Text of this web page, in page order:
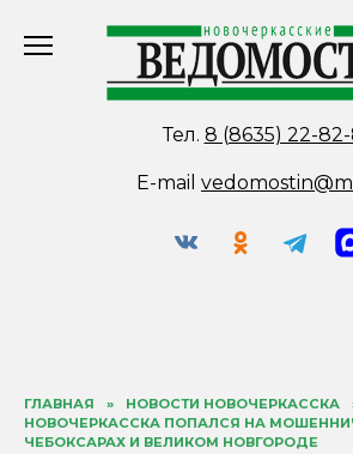
Тел. 8 (8635) 22-
E-mail
ГЛАВНАЯ » НОВОСТИ НОВОЧЕРКАССКА
НОВОЧЕРКАССКА ПОПАЛСЯ НА
ЧЕБОКСАРАХ И ВЕЛИКОМ НОВГОРОДЕ